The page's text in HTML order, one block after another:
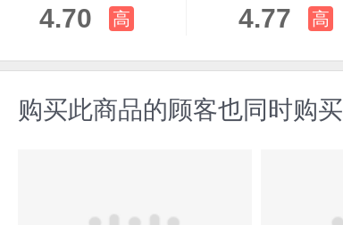
4.70 高 4.77 高
购买此商品的顾客也同时购买